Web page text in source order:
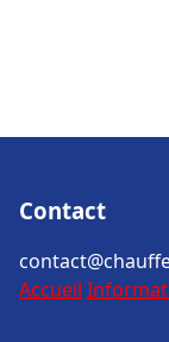
Contact
Accueil